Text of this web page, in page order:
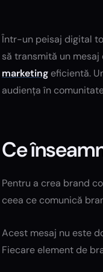
Într-un peisaj digital
să transmită un
marketing eficientă.
audiența în
Ce
Pentru a crea brand
ceea ce comunică
Acest mesaj nu este
Fiecare element de